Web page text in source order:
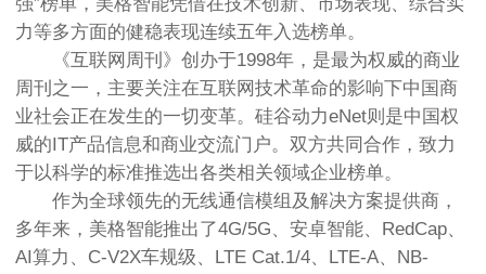
强”榜单，美格智能凭借在技术创新、市场表现、综合实
力等多方面的健稳表现连续五年入选榜单。
《互联网周刊》创办于1998年，是最为权威的商业
周刊之一，主要关注在互联网技术革命的影响下中国商
业社会正在发生的一切变革。硅谷动力eNet则是中国权
威的IT产品信息和商业交流门户。双方共同合作，致力
于以科学的标准推选出各类相关领域企业榜单。
作为全球领先的无线通信模组及解决方案提供商，
多年来，美格智能推出了4G/5G、安卓智能、RedCap、
AI算力、C-V2X车规级、LTE Cat.1/4、LTE-A、NB-